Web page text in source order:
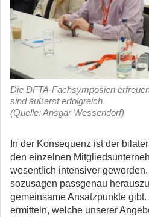
Die DFTA-Fachsymposien
sind äußerst erfolgreich
(Quelle: Ansgar Wessendorf)
In der Konsequenz ist der
den einzelnen
wesentlich intensiver
sozusagen passgenau
gemeinsame Ansatzpunkte
ermitteln, welche unserer